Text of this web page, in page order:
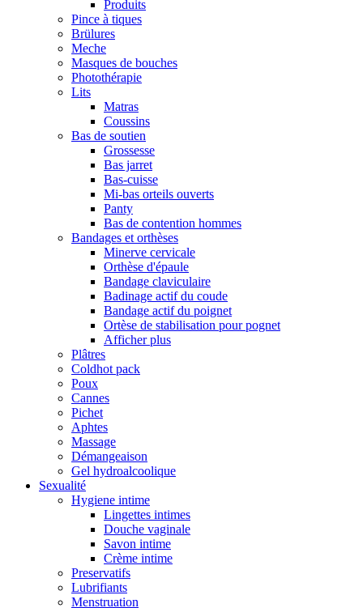
Produits
Pince à tiques
Brülures
Meche
Masques de bouches
Photothérapie
Lits
Matras
Coussins
Bas de soutien
Grossesse
Bas jarret
Bas-cuisse
Mi-bas orteils ouverts
Panty
Bas de contention hommes
Bandages et orthèses
Minerve cervicale
Orthèse d'épaule
Bandage claviculaire
Badinage actif du coude
Bandage actif du poignet
Ortèse de stabilisation pour pognet
Afficher plus
Plâtres
Coldhot pack
Poux
Cannes
Pichet
Aphtes
Massage
Démangeaison
Gel hydroalcoolique
Sexualité
Hygiene intime
Lingettes intimes
Douche vaginale
Savon intime
Crème intime
Preservatifs
Lubrifiants
Menstruation